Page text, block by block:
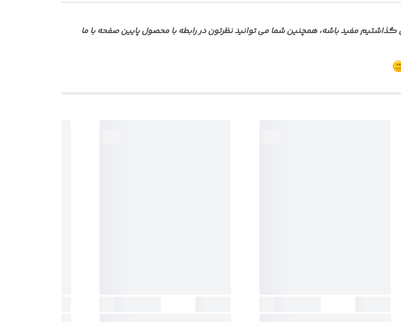
مفید باشه، همچنین شما می توانید نظرتون در رابطه با محصول پایین صفحه با ما